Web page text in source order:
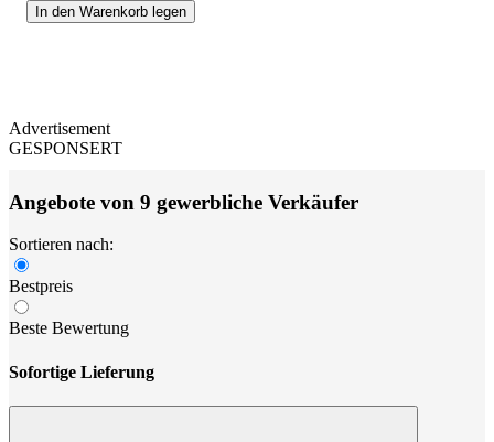
In den Warenkorb legen
Advertisement
GESPONSERT
Angebote von 9 gewerbliche Verkäufer
Sortieren nach:
Bestpreis
Beste Bewertung
Sofortige Lieferung